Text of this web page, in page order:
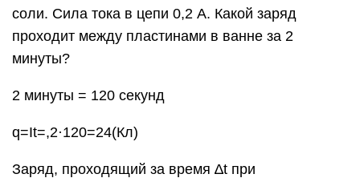
соли. Сила тока в цепи 0,2 А. Какой заряд
проходит между пластинами в ванне за 2
минуты?
2 минуты = 120 секунд
q=It=,2·120=24(Кл)
Заряд, проходящий за время ∆t при